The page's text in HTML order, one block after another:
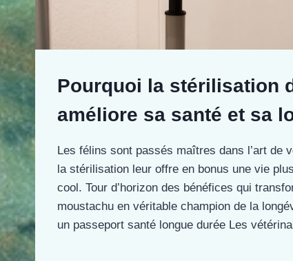
Pourquoi la stérilisation
améliore sa santé et sa
Les félins sont passés maîtres dans l’art de
la stérilisation leur offre en bonus une vie
cool. Tour d’horizon des bénéfices qui
moustachu en véritable champion de la
un passeport santé longue durée Les